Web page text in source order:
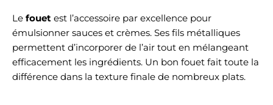
Le fouet est l’accessoire par excellence pour
émulsionner sauces et crèmes. Ses fils métalliques
permettent d’incorporer de l’air tout en mélangeant
efficacement les ingrédients. Un bon fouet fait toute la
différence dans la texture finale de nombreux plats.